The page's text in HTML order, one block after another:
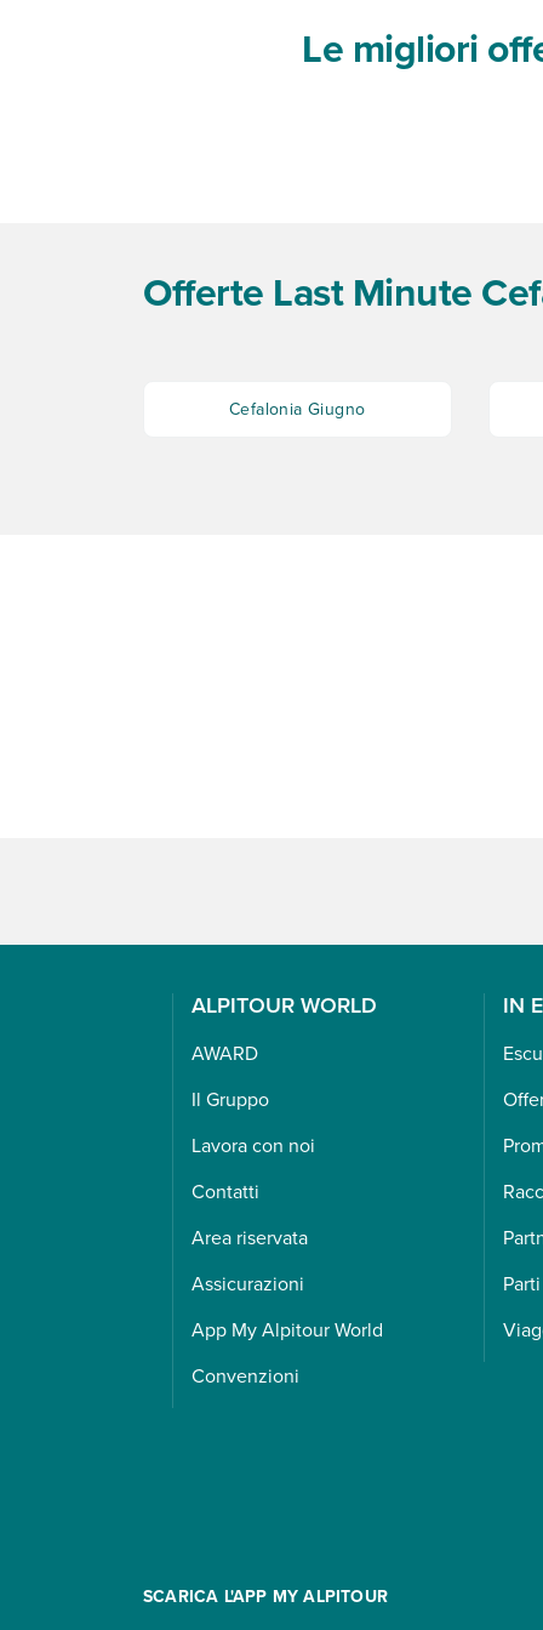
Le migliori
Offerte Last Minute
Cefalonia Giugno
ALPITOUR WORLD
AWARD
Il Gruppo
Lavora con noi
Contatti
Area riservata
Assicurazioni
App My Alpitour World
Convenzioni
IN
SCARICA L'APP MY ALPITOUR